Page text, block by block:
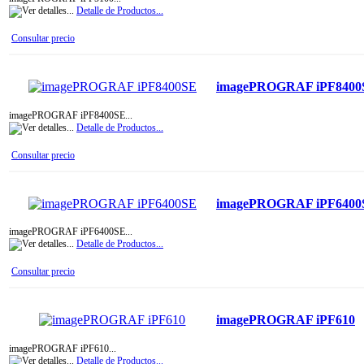
Detalle de Productos...
Consultar precio
imagePROGRAF
imagePROGRAF iPF8400SE...
Detalle de Productos...
Consultar precio
imagePROGRAF
imagePROGRAF iPF6400SE...
Detalle de Productos...
Consultar precio
imagePROGRAF iPF610
imagePROGRAF iPF610...
Detalle de Productos...